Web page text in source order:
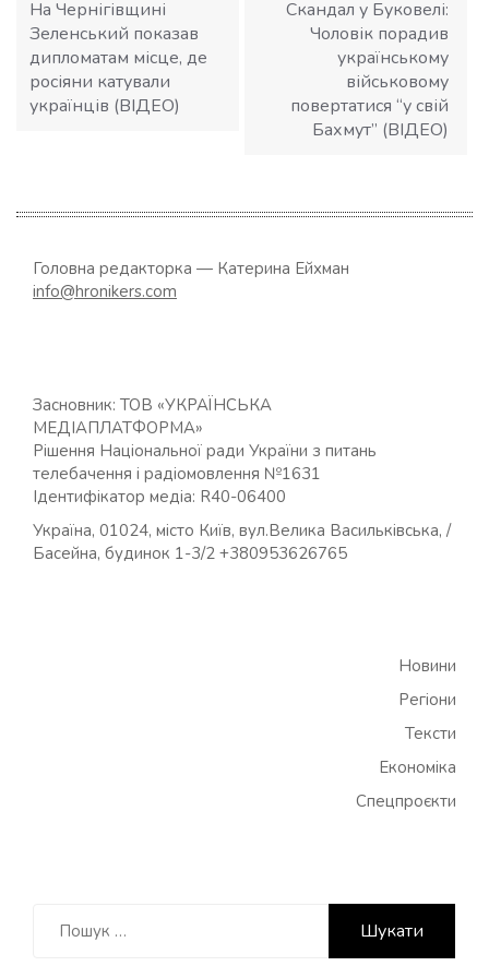
На Чернігівщині
Зеленський показав
дипломатам місце, де
росіяни катували
українців (ВІДЕО)
Скандал у Буковелі:
Чоловік порадив
українському
військовому
повертатися “у свій
Бахмут” (ВІДЕО)
Головна редакторка — Катерина Ейхман
info@hronikers.com
Засновник: ТОВ «УКРАЇНСЬКА
МЕДІАПЛАТФОРМА»
Рішення Національної ради України з питань
телебачення і радіомовлення №1631
Ідентифікатор медіа: R40-06400
Україна, 01024, місто Київ, вул.Велика Васильківська, /
Басейна, будинок 1-3/2 +380953626765
Новини
Регіони
Тексти
Економіка
Спецпроєкти